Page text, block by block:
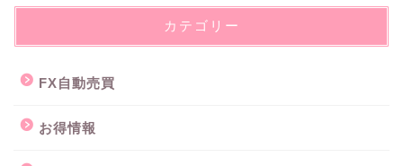
カテゴリー
FX自動売買
お得情報